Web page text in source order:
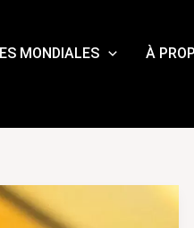
MONDIALES À